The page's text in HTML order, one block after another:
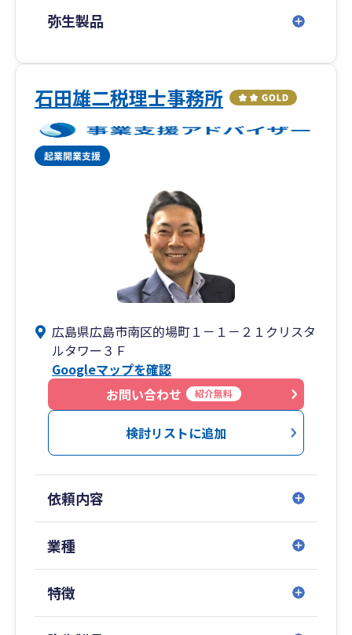
弥生製品
石田雄二税理士事務所
広島県広島市南区的場町１－１－２１クリスタ
ルタワー３Ｆ
Googleマップを確認
お問い合わせ
紹介無料
検討リストに追加
依頼内容
業種
特徴